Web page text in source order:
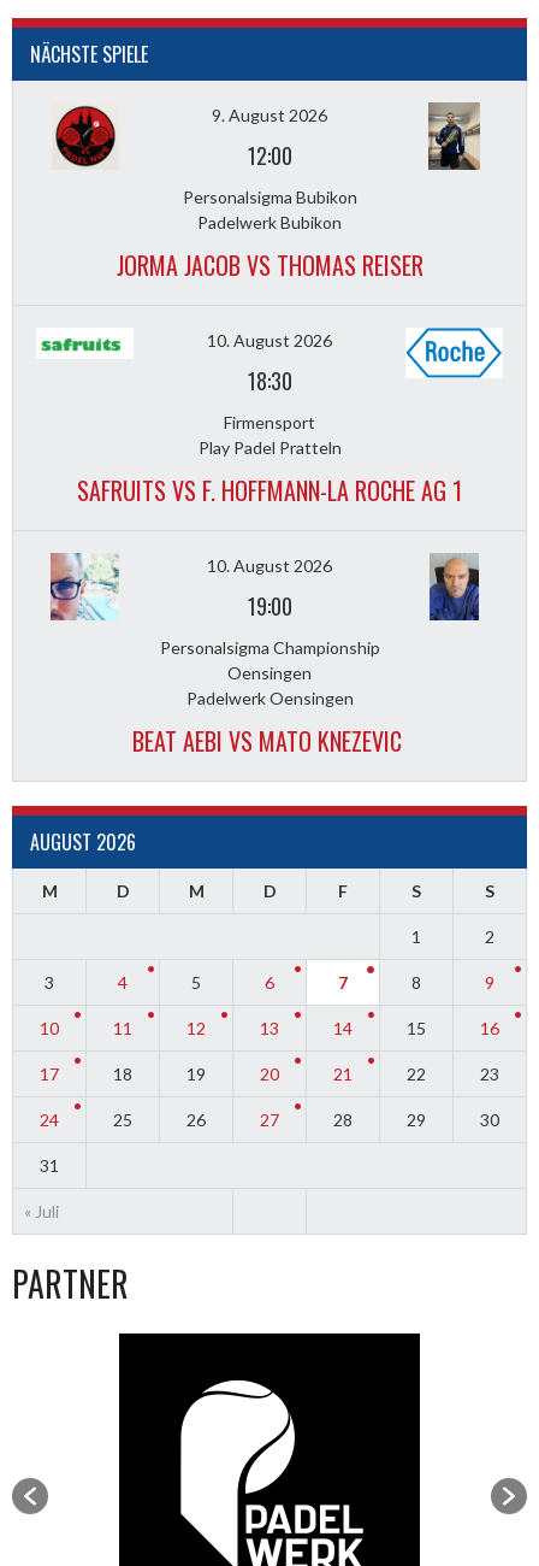
NÄCHSTE SPIELE
9. August 2026
12:00
Personalsigma Bubikon
Padelwerk Bubikon
JORMA JACOB VS THOMAS REISER
10. August 2026
18:30
Firmensport
Play Padel Pratteln
SAFRUITS VS F. HOFFMANN-LA ROCHE AG 1
10. August 2026
19:00
Personalsigma Championship
Oensingen
Padelwerk Oensingen
BEAT AEBI VS MATO KNEZEVIC
AUGUST 2026
M D M D F S S
« Juli
1 2
3 4 5 6 7 8 9
10 11 12 13 14 15 16
17 18 19 20 21 22 23
24 25 26 27 28 29 30
31
PARTNER